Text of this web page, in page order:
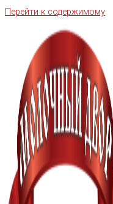
Перейти к содержимому